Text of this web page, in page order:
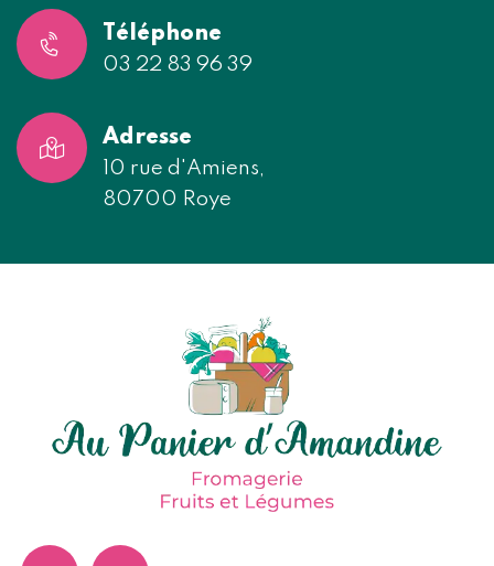
Téléphone
03 22 83 96 39
Adresse
10 rue d'Amiens,
80700 Roye